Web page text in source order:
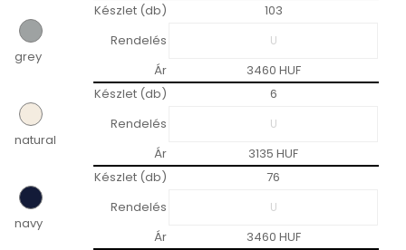
grey
Készlet (db)
103
Rendelés
Ár
3460 HUF
natural
Készlet (db)
6
Rendelés
Ár
3135 HUF
navy
Készlet (db)
76
Rendelés
Ár
3460 HUF